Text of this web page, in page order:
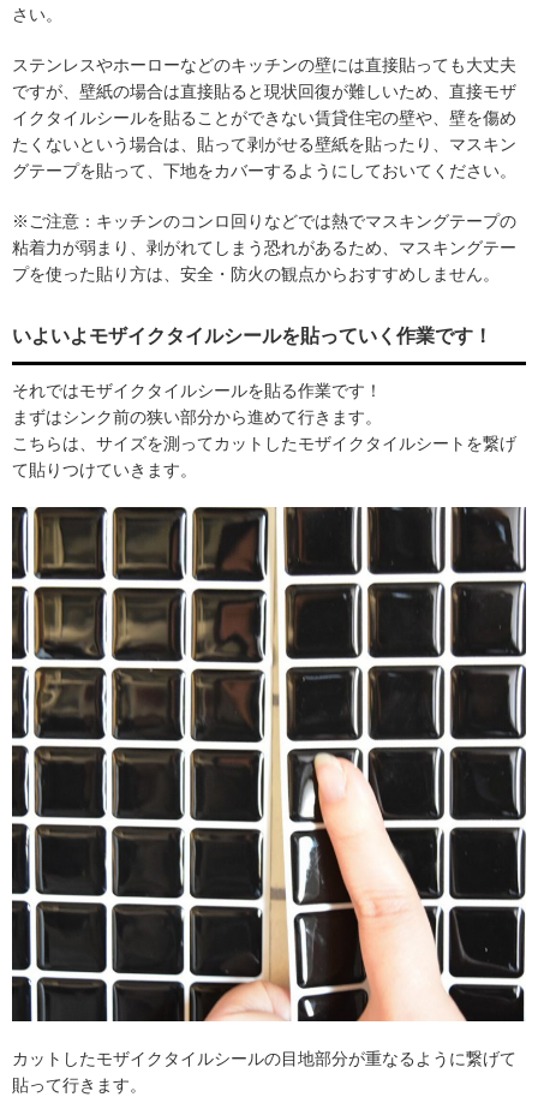
さい。
ステンレスやホーローなどのキッチンの壁には直接貼っても大丈夫
ですが、壁紙の場合は直接貼ると現状回復が難しいため、直接モザ
イクタイルシールを貼ることができない賃貸住宅の壁や、壁を傷め
たくないという場合は、貼って剥がせる壁紙を貼ったり、マスキン
グテープを貼って、下地をカバーするようにしておいてください。
※ご注意：キッチンのコンロ回りなどでは熱でマスキングテープの
粘着力が弱まり、剥がれてしまう恐れがあるため、マスキングテー
プを使った貼り方は、安全・防火の観点からおすすめしません。
いよいよモザイクタイルシールを貼っていく作業です！
それではモザイクタイルシールを貼る作業です！
まずはシンク前の狭い部分から進めて行きます。
こちらは、サイズを測ってカットしたモザイクタイルシートを繋げ
て貼りつけていきます。
カットしたモザイクタイルシールの目地部分が重なるように繋げて
貼って行きます。